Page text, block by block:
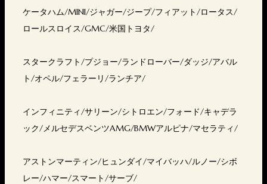
ケータハム/MINI/ジャガー/ジープ/フィアット/ロータス/
ロールスロイス/GMC/米国トヨタ/
スタークラフト/プジョー/ランドローバー/ダッジ/アバル
ト/オペル/フェラーリ/ランチア/
インフィニティ/サリーン/シトロエン/フォード/キャデラ
ック/メルセデスベンツAMG/BMWアルピナ/マセラティ/
アストンマーティン/ヒュンダイ/マイバッハ/ルノー/シボ
レー/ハマー/スマート/サーブ/